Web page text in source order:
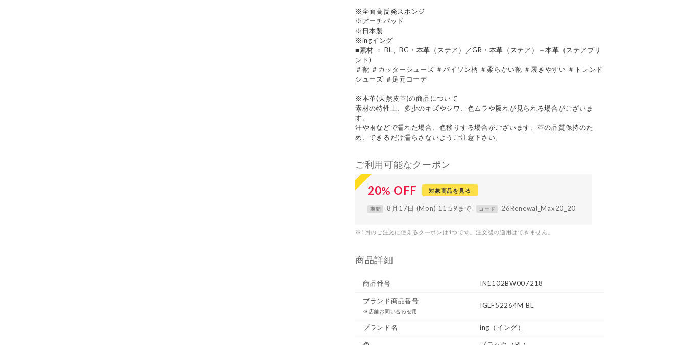
※全面高反発スポンジ
※アーチパッド
※日本製
※ingイング
■素材 ： BL、BG・本革（ステア）／GR・本革（ステア）＋本革（ステアプリ
ント)
＃靴 ＃カッターシューズ ＃パイソン柄 ＃柔らかい靴 ＃履きやすい ＃トレンド
シューズ ＃足元コーデ
※本革(天然皮革)の商品について
素材の特性上、多少のキズやシワ、色ムラや擦れが見られる場合がございま
す。
汗や雨などで濡れた場合、色移りする場合がございます。革の品質保持のた
め、できるだけ濡らさないようご注意下さい。
ご利用可能なクーポン
20% OFF 対象商品を見る
期間 8月17日 (Mon) 11:59まで コード 26Renewal_Max20_20
※1回のご注文に使えるクーポンは1つです。注文後の適用はできません。
商品詳細
商品番号 IN1102BW007218
ブランド商品番号
※店舗お問い合わせ用
IGLF52264M BL
ブランド名 ing （イング）